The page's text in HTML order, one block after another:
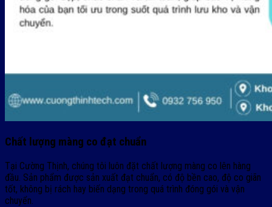
Chất lượng màng co đạt chuẩn
Tại Cường Thịnh, chúng tôi luôn đặt chất lượng màng co lên hàng
đầu. Sản phẩm được sản xuất đạt chuẩn, có độ bền cao, độ co giãn
tốt, không bị rách hay biến dạng trong quá trình đóng gói và vận
chuyển.